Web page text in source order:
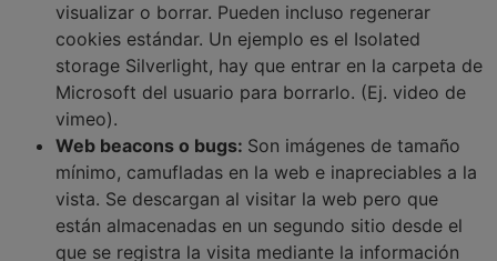
visualizar o borrar. Pueden incluso regenerar
cookies estándar. Un ejemplo es el Isolated
storage Silverlight, hay que entrar en la carpeta de
Microsoft del usuario para borrarlo. (Ej. video de
vimeo).
Web beacons o bugs: Son imágenes de tamaño
mínimo, camufladas en la web e inapreciables a la
vista. Se descargan al visitar la web pero que
están almacenadas en un segundo sitio desde el
que se registra la visita mediante la información